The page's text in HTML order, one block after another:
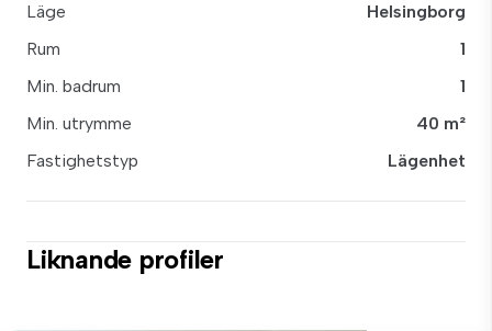
Läge
Helsingborg
Rum
1
Min. badrum
1
Min. utrymme
40 m²
Fastighetstyp
Lägenhet
Liknande profiler